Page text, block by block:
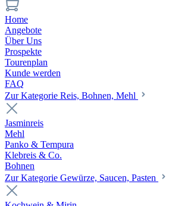
Home
Angebote
Über Uns
Prospekte
Tourenplan
Kunde werden
FAQ
Zur Kategorie Reis, Bohnen, Mehl
Jasminreis
Mehl
Panko & Tempura
Klebreis & Co.
Bohnen
Zur Kategorie Gewürze, Saucen, Pasten